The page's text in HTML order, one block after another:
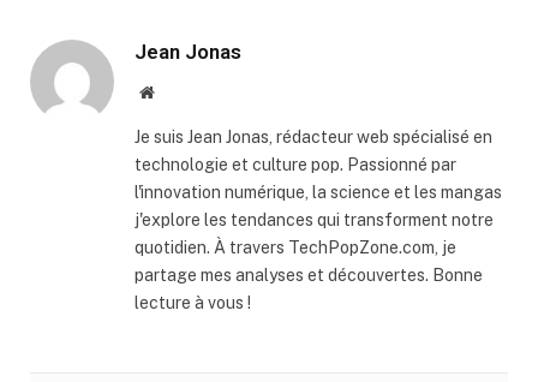
Jean Jonas
Website
Je suis Jean Jonas, rédacteur web spécialisé en
technologie et culture pop. Passionné par
l'innovation numérique, la science et les mangas
j'explore les tendances qui transforment notre
quotidien. À travers TechPopZone.com, je
partage mes analyses et découvertes. Bonne
lecture à vous !